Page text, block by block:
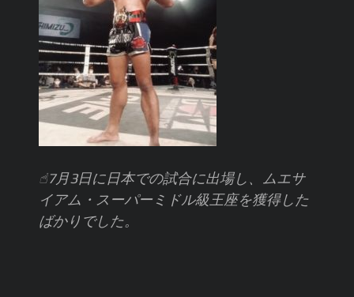
☝︎7月3日に日本での試合に出場し、ムエサ
イアム・スーパーミドル級王座を獲得した
ばかりでした。